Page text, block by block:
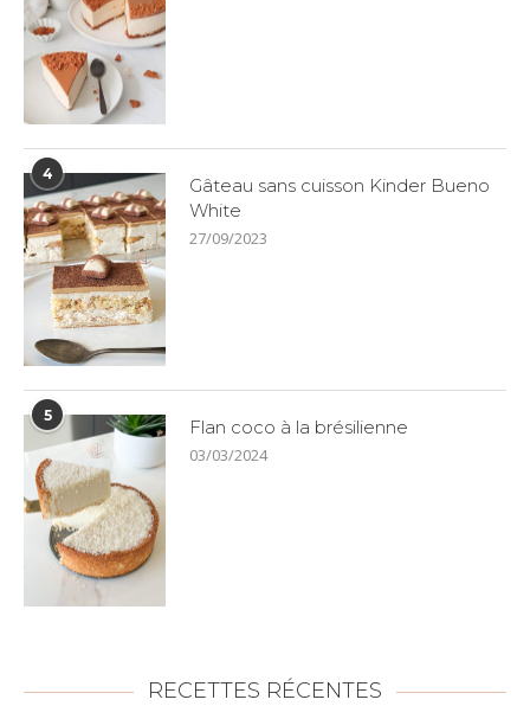
4
Gâteau sans cuisson Kinder Bueno
White
27/09/2023
5
Flan coco à la brésilienne
03/03/2024
RECETTES RÉCENTES